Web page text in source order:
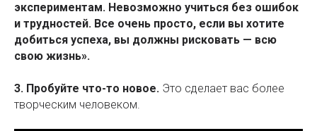
экспериментам. Невозможно учиться без ошибок
и трудностей. Все очень просто, если вы хотите
добиться успеха, вы должны рисковать — всю
свою жизнь».
3. Пробуйте что-то новое. Это сделает вас более
творческим человеком.